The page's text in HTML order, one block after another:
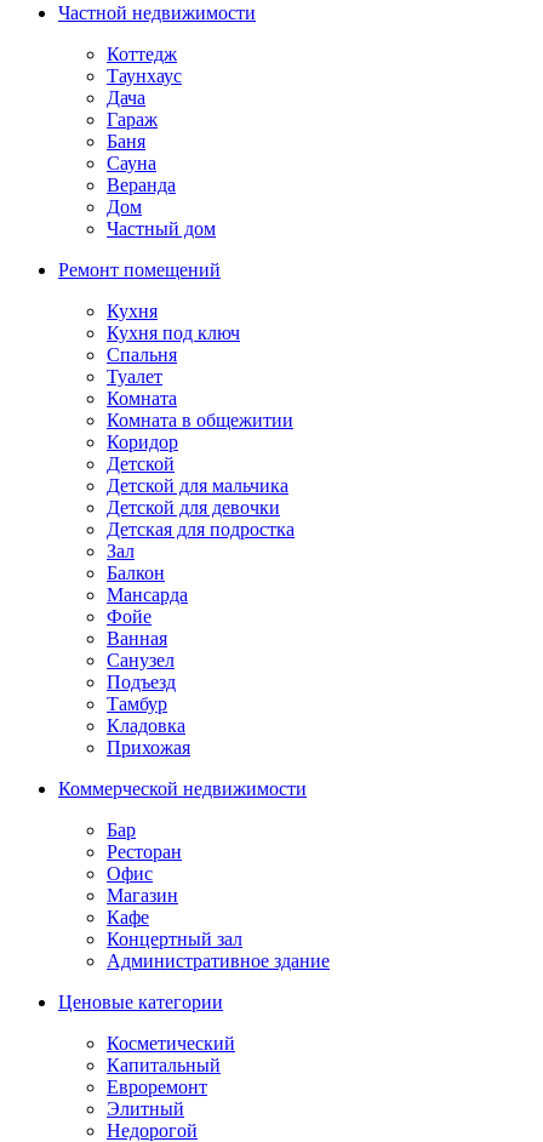
Частной недвижимости
Коттедж
Таунхаус
Дача
Гараж
Баня
Сауна
Веранда
Дом
Частный дом
Ремонт помещений
Кухня
Кухня под ключ
Спальня
Туалет
Комната
Комната в общежитии
Коридор
Детской
Детской для мальчика
Детской для девочки
Детская для подростка
Зал
Балкон
Мансарда
Фойе
Ванная
Санузел
Подъезд
Тамбур
Кладовка
Прихожая
Коммерческой недвижимости
Бар
Ресторан
Офис
Магазин
Кафе
Концертный зал
Административное здание
Ценовые категории
Косметический
Капитальный
Евроремонт
Элитный
Недорогой